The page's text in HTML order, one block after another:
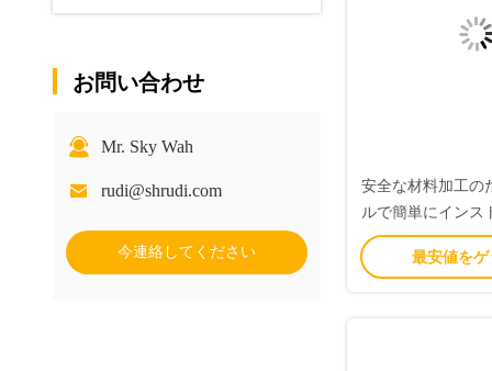
お問い合わせ
Mr. Sky Wah
rudi@shrudi.com
今連絡してください
安全な材料加工の
ルで簡単にインス
ラスチック弁ポ
最安値を